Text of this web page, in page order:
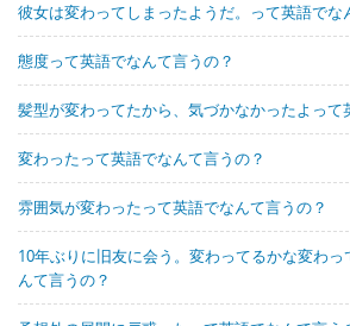
彼女は変わってしまったようだ。って英語でな
態度って英語でなんて言うの？
髪型が変わってたから、気づかなかったよって
変わったって英語でなんて言うの？
雰囲気が変わったって英語でなんて言うの？
10年ぶりに旧友に会う。変わってるかな変わ
んて言うの？